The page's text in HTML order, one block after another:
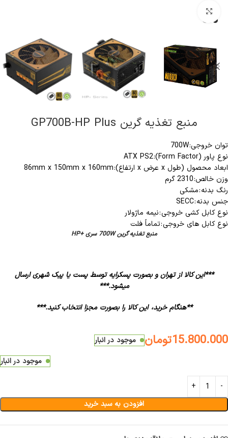
منبع تغذیه گرین GP700B-HP Plus
توان خروجی:700W
نوع پاور (Form Factor):
ATX PS2
ابعاد محصول (طول x عرض x ارتفاع):
86mm x 150mm x 160mm
وزن خالص:2310 گرم
رنگ بدنه :مشکی
جنس بدنه :SECC
نوع کابل کشی خروجی :نیمه ماژولار
نوع کابل های خروجی :تماماً فلت
منبع تغذیه گرین 700W سری +HP
***این کالا از تهران و بصورت پسکرایه توسط پست یا پیک شهری ارسال
میشود.***
**هنگام خرید، این کالا را بصورت مجزا انتخاب کنید.***
15.800.000تومان
موجود در انبار
موجود در انبار
افزودن به سبد خرید